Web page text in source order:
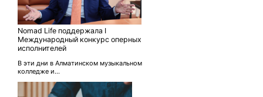
Nomad Life поддержала I
Международный конкурс оперных
исполнителей
В эти дни в Алматинском музыкальном
колледже и...